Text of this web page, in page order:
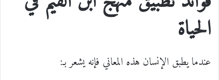
الحياة
عندما يطبق الإنسان هذه المعاني فإنه يشعر بـ: